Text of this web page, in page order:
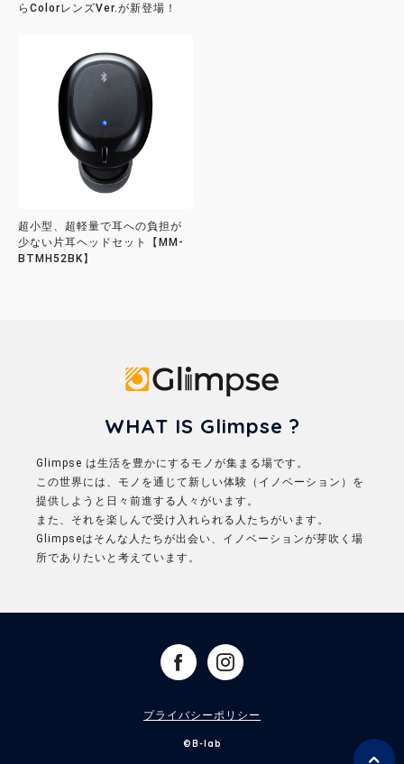
らColorレンズVer.が新登場！
超小型、超軽量で耳への負担が
少ない片耳ヘッドセット【MM-
BTMH52BK】
WHAT IS Glimpse ?
Glimpse は生活を豊かにするモノが集まる場です。
この世界には、モノを通じて新しい体験（イノベーション）を
提供しようと日々前進する人々がいます。
また、それを楽しんで受け入れられる人たちがいます。
Glimpseはそんな人たちが出会い、イノベーションが芽吹く場
所でありたいと考えています。
プライバシーポリシー
©B-lab